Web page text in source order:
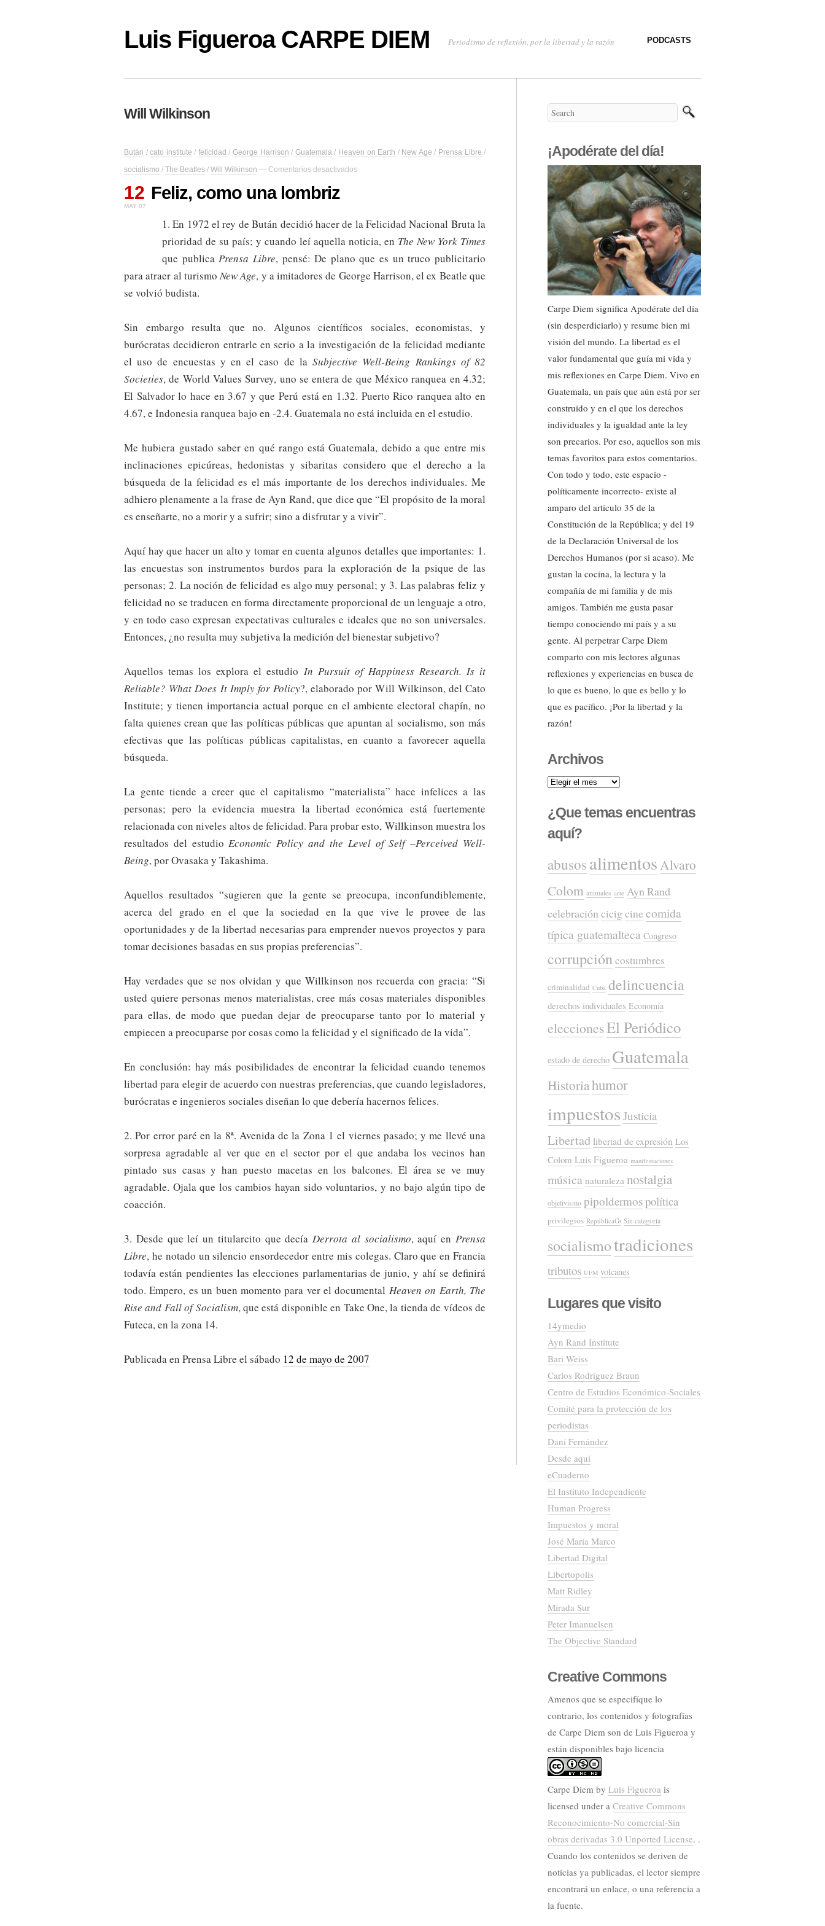
Luis Figueroa CARPE DIEM Periodismo de reflexión, por la libertad y la razón PODCASTS
Will Wilkinson
Bután /cato institute / felicidad /George Harrison / Guatemala/ Heaven on Earth / New Age / Prensa Libre /
socialismo / The Beatles / Will Wilkinson — Comentarios desactivados
12
MAY 07
Feliz, como una lombriz
1. En 1972 el rey de Bután decidió hacer de la Felicidad Nacional Bruta la
prioridad de su país; y cuando leí aquella noticia, en The New York Times
que publicaPrensa Libre, pensé: De plano que es un truco publicitario
para atraer al turismoNew Age, y a imitadores de George Harrison, el ex Beatle que
se volvió budista.
Sin embargo resulta que no. Algunos científicos sociales, economistas, y
burócratas decidieron entrarle en serio a la investigación de la felicidad mediante
el uso de encuestas y en el caso de laSubjective Well-Being Rankings of 82
Societies, de World Values Survey, uno se entera de que México ranquea en 4.32;
El Salvador lo hace en 3.67 y que Perú está en 1.32. Puerto Rico ranquea alto en
4.67, e Indonesia ranquea bajo en -2.4. Guatemala no está incluida en el estudio.
Me hubiera gustado saber en qué rango está Guatemala, debido a que entre mis
inclinaciones epicúreas, hedonistas y sibaritas considero que el derecho a la
búsqueda de la felicidad es el más importante de los derechos individuales. Me
adhiero plenamente a la frase de Ayn Rand, que dice que “El propósito de la moral
es enseñarte, no a morir y a sufrir; sino a disfrutar y a vivir”.
Aquí hay que hacer un alto y tomar en cuenta algunos detalles que importantes: 1.
las encuestas son instrumentos burdos para la exploración de la psique de las
personas; 2. La noción de felicidad es algo muy personal; y 3. Las palabras feliz y
felicidad no se traducen en forma directamente proporcional de un lenguaje a otro,
y en todo caso expresan expectativas culturales e ideales que no son universales.
Entonces, ¿no resulta muy subjetiva la medición del bienestar subjetivo?
Aquellos temas los explora el estudio In Pursuit of Happiness Research. Is it
Reliable? What Does It Imply for Policy?, elaborado por Will Wilkinson, del Cato
Institute; y tienen importancia actual porque en el ambiente electoral chapín, no
falta quienes crean que las políticas públicas que apuntan al socialismo, son más
efectivas que las políticas públicas capitalistas, en cuanto a favorecer aquella
búsqueda.
La gente tiende a creer que el capitalismo “materialista” hace infelices a las
personas; pero la evidencia muestra la libertad económica está fuertemente
relacionada con niveles altos de felicidad. Para probar esto, Willkinson muestra los
resultados del estudioEconomic Policy and the Level of Self –Perceived Well-
Being, por Ovasaka y Takashima.
Aquellos resultados “sugieren que la gente se preocupa, inconfundiblemente,
acerca del grado en el que la sociedad en la que vive le provee de las
oportunidades y de la libertad necesarias para emprender nuevos proyectos y para
tomar decisiones basadas en sus propias preferencias”.
Hay verdades que se nos olvidan y que Willkinson nos recuerda con gracia: “Si
usted quiere personas menos materialistas, cree más cosas materiales disponibles
para ellas, de modo que puedan dejar de preocuparse tanto por lo material y
empiecen a preocuparse por cosas como la felicidad y el significado de la vida”.
En conclusión: hay más posibilidades de encontrar la felicidad cuando tenemos
libertad para elegir de acuerdo con nuestras preferencias, que cuando legisladores,
burócratas e ingenieros sociales diseñan lo que debería hacernos felices.
2. Por error paré en la 8ª. Avenida de la Zona 1 el viernes pasado; y me llevé una
sorpresa agradable al ver que en el sector por el que andaba los vecinos han
pintado sus casas y han puesto macetas en los balcones. El área se ve muy
agradable. Ojala que los cambios hayan sido voluntarios, y no bajo algún tipo de
coacción.
3. Desde que leí un titularcito que decíaDerrota al socialismo, aquí enPrensa
Libre, he notado un silencio ensordecedor entre mis colegas. Claro que en Francia
todavía están pendientes las elecciones parlamentarias de junio, y ahí se definirá
todo. Empero, es un buen momento para ver el documental Heaven on Earth, The
Rise and Fall of Socialism, que está disponible en Take One, la tienda de vídeos de
Futeca, en la zona 14.
Publicada en Prensa Libre el sábado 12 de mayo de 2007
¡Apodérate del día!
Carpe Diem significa Apodérate del día
(sin desperdiciarlo) y resume bien mi
visión del mundo. La libertad es el
valor fundamental que guía mi vida y
mis reflexiones en Carpe Diem. Vivo en
Guatemala, un país que aún está por ser
construido y en el que los derechos
individuales y la igualdad ante la ley
son precarios. Por eso, aquellos son mis
temas favoritos para estos comentarios.
Con todo y todo, este espacio -
políticamente incorrecto- existe al
amparo del artículo 35 de la
Constitución de la República; y del 19
de la Declaración Universal de los
Derechos Humanos (por si acaso). Me
gustan la cocina, la lectura y la
compañía de mi familia y de mis
amigos. También me gusta pasar
tiempo conociendo mi país y a su
gente. Al perpetrar Carpe Diem
comparto con mis lectores algunas
reflexiones y experiencias en busca de
lo que es bueno, lo que es bello y lo
que es pacífico. ¡Por la libertad y la
razón!
Archivos
Archivos
¿Que temas encuentras
aquí?
abusos alimentosAlvaro
Colom animales arte Ayn Rand
celebración cicig cine comida
típica guatemalteca Congreso
corrupcióncostumbres
criminalidad Cuba delincuencia
derechos individuales Economía
eleccionesEl Periódico
estado de derecho Guatemala
Historiahumor
impuestos Justicia
Libertad libertad de expresión Los
Colom Luis Figueroa manifestaciones
música naturaleza nostalgia
objetivismo pipoldermospolítica
privilegios RepúblicaGt Sin categoría
socialismotradiciones
tributos UFM volcanes
Lugares que visito
14ymedio
Ayn Rand Institute
Bari Weiss
Carlos Rodríguez Braun
Centro de Estudios Económico-Sociales
Comité para la protección de los
periodistas
Dani Fernández
Desde aquí
eCuaderno
El Instituto Independiente
Human Progress
Impuestos y moral
José María Marco
Libertad Digital
Libertopolis
Matt Ridley
Mirada Sur
Peter Imanuelsen
The Objective Standard
Creative Commons
Amenos que se especifíque lo
contrario, los contenidos y fotografías
de Carpe Diem son de Luis Figueroa y
están disponibles bajo licencia
Carpe Diem by Luis Figueroa is
licensed under a Creative Commons
Reconocimiento-No comercial-Sin
obras derivadas 3.0 Unported License. .
Cuando los contenidos se deriven de
noticias ya publicadas, el lector siempre
encontrará un enlace, o una referencia a
la fuente.